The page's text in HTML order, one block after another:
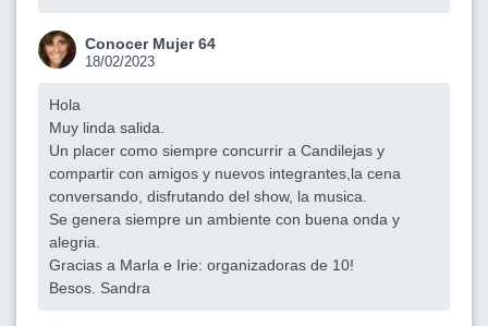
Conocer Mujer 64
18/02/2023
Hola
Muy linda salida.
Un placer como siempre concurrir a Candilejas y
compartir con amigos y nuevos integrantes,la cena
conversando, disfrutando del show, la musica.
Se genera siempre un ambiente con buena onda y
alegria.
Gracias a Marla e Irie: organizadoras de 10!
Besos. Sandra